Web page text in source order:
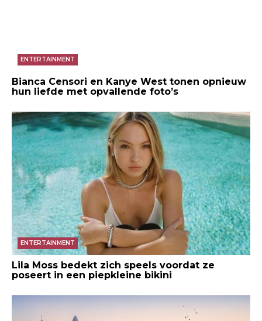
ENTERTAINMENT
Bianca Censori en Kanye West tonen opnieuw
hun liefde met opvallende foto’s
ENTERTAINMENT
Lila Moss bedekt zich speels voordat ze
poseert in een piepkleine bikini